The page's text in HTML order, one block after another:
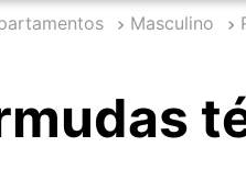
Masculino